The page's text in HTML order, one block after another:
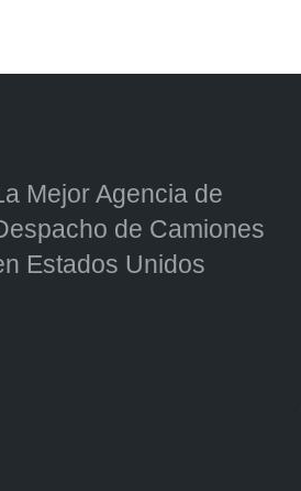
Mejor Agencia de
de Camiones
Estados Unidos